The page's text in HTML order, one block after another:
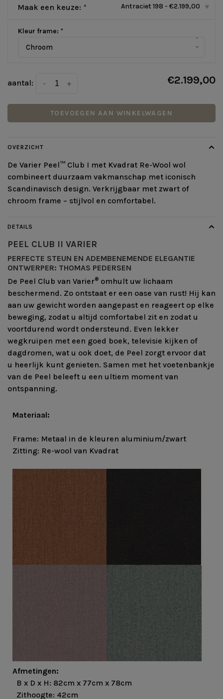
Maak een keuze: * Antraciet 198 - €2.199,00 ▾
Kleur frame: *
Chroom
▾
aantal: +
- €2.199,00
TOEVOEGEN AAN WINKELWAGEN
OVERZICHT
De Varier Peel™ Club I met Kvadrat Re-Wool wol
combineert duurzaam vakmanschap met iconisch
Scandinavisch design. Verkrijgbaar met zwart of
chroom frame – stijlvol en comfortabel.
DETAILS
PEEL CLUB II VARIER
PERFECTE STEUN EN ADEMBENEMENDE ELEGANTIE
ONTWERPER: THOMAS PEDERSEN
De Peel Club van Varier® omhult uw lichaam
beschermend. Zo ontstaat er een oase van rust! Hij kan
aan uw gewicht worden aangepast en reageert op elke
beweging, zodat u altijd comfortabel zit en zodat u
voortdurend wordt ondersteund. Even lekker
wegkruipen met een goed boek, televisie kijken of
dagdromen, wat u ook doet, de Peel zorgt ervoor dat
u heerlijk kunt genieten. Samen met het voetenbankje
van de Peel beleeft u een ultiem moment van
ontspanning.
Materiaal:
Frame: Metaal in de kleuren aluminium/zwart
Zitting: Re-wool van Kvadrat
Afmetingen:
B x D x H: 82cm x 77cm x 78cm
Zithoogte: 42cm